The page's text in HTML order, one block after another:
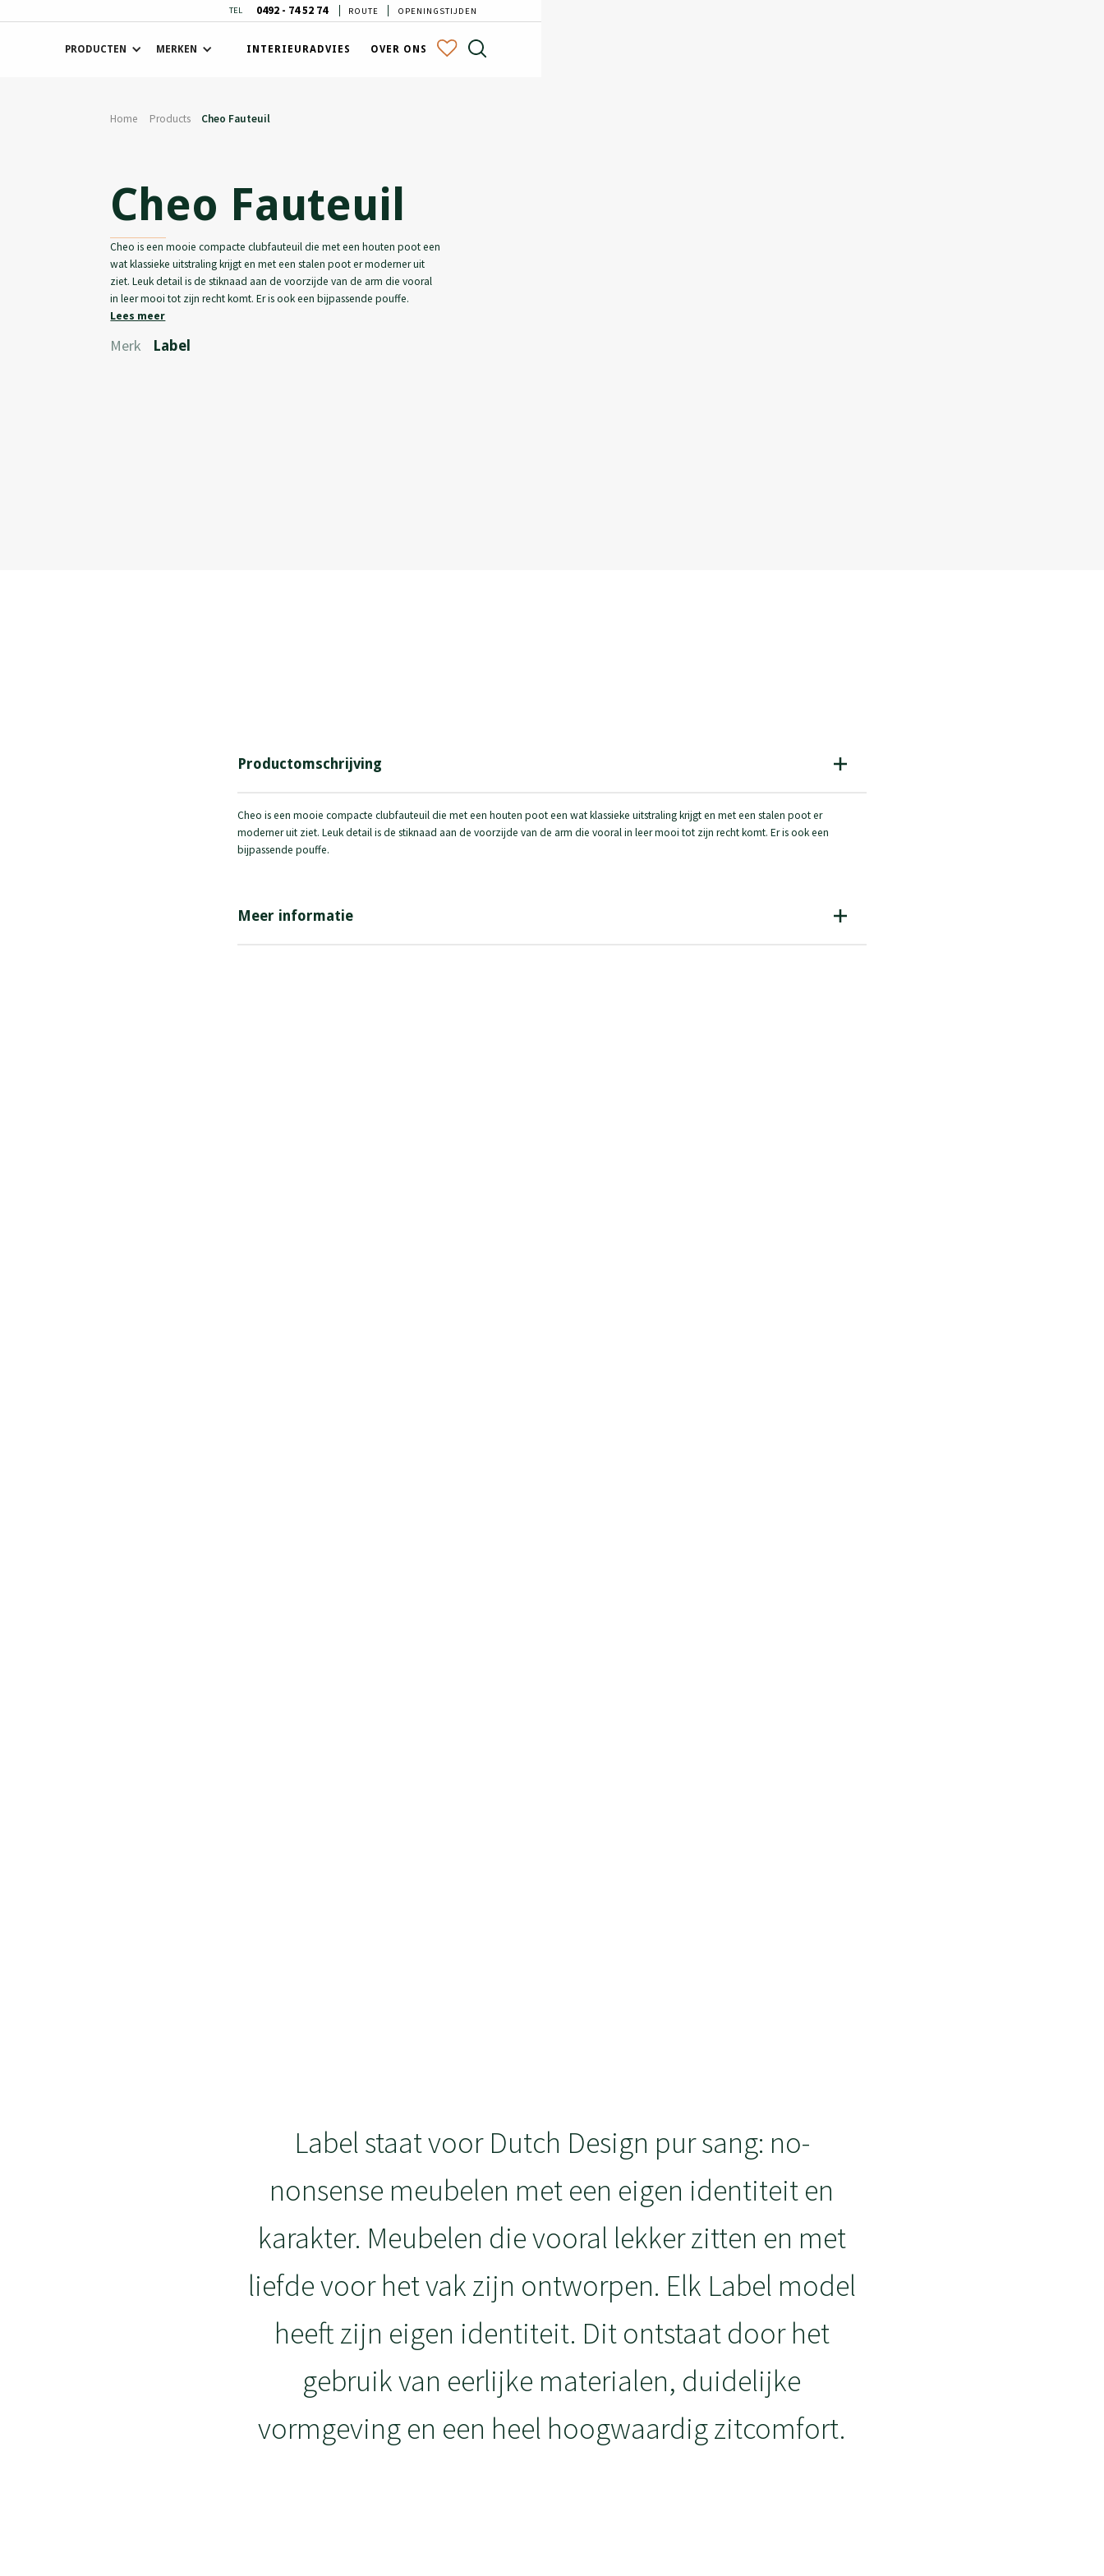
TEL 0492 - 74 52 74 ROUTE OPENINGSTIJDEN
PRODUCTEN MERKEN INTERIEURADVIES OVER ONS
Home Products Cheo Fauteuil
Cheo Fauteuil
Cheo is een mooie compacte clubfauteuil die met een houten poot een
wat klassieke uitstraling krijgt en met een stalen poot er moderner uit
ziet. Leuk detail is de stiknaad aan de voorzijde van de arm die vooral
in leer mooi tot zijn recht komt. Er is ook een bijpassende pouffe.
Lees meer
Merk Label
Productomschrijving
Cheo is een mooie compacte clubfauteuil die met een houten poot een wat klassieke uitstraling krijgt en met een stalen poot er
moderner uit ziet. Leuk detail is de stiknaad aan de voorzijde van de arm die vooral in leer mooi tot zijn recht komt. Er is ook een
bijpassende pouffe.
Meer informatie
Label staat voor Dutch Design pur sang: no-
nonsense meubelen met een eigen identiteit en
karakter. Meubelen die vooral lekker zitten en met
liefde voor het vak zijn ontworpen. Elk Label model
heeft zijn eigen identiteit. Dit ontstaat door het
gebruik van eerlijke materialen, duidelijke
vormgeving en een heel hoogwaardig zitcomfort.